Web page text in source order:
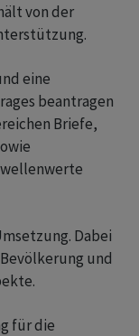
von der
eine
beantragen
Briefe,
Dabei
und
für die